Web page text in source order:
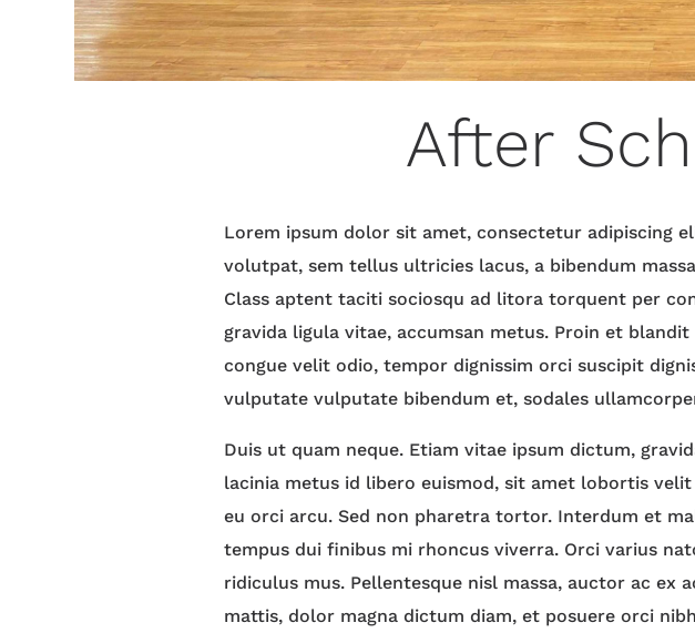
After
Lorem ipsum dolor sit amet, consectetur adipiscing
volutpat, sem tellus ultricies lacus, a bibendum
Class aptent taciti sociosqu ad litora torquent per
gravida ligula vitae, accumsan metus. Proin et
congue velit odio, tempor dignissim orci suscipit
vulputate vulputate bibendum et, sodales
Duis ut quam neque. Etiam vitae ipsum dictum,
lacinia metus id libero euismod, sit amet lobortis
eu orci arcu. Sed non pharetra tortor. Interdum et
tempus dui finibus mi rhoncus viverra. Orci varius
ridiculus mus. Pellentesque nisl massa, auctor ac ex
mattis, dolor magna dictum diam, et posuere orci